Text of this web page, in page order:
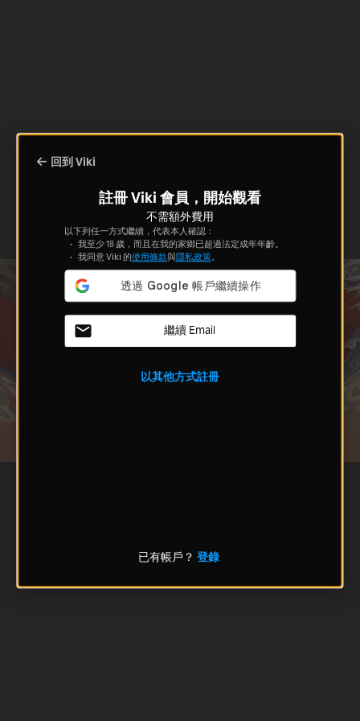
回到 Viki
註冊 Viki 會員，開始觀看
不需額外費用
以下列任一方式繼續，代表本人確認：
我至少 18 歲，而且在我的家鄉已超過法定成年年齡。
我同意 Viki 的使用條款與隱私政策。
繼續 Email
以其他方式註冊
已有帳戶？ 登錄